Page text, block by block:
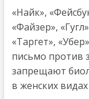
«Найк»,
«Файзер»,
«Таргет»,
письмо против
запрещают
в женских